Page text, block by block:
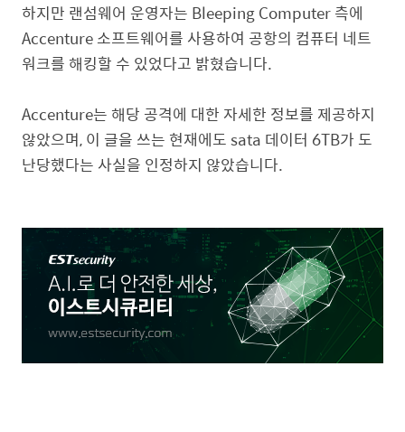
하지만 랜섬웨어 운영자는 Bleeping Computer측에
Accenture소프트웨어를 사용하여 공항의 컴퓨터 네트
워크를 해킹할 수 있었다고 밝혔습니다.
Accenture는 해당 공격에 대한 자세한 정보를 제공하지
않았으며,이 글을 쓰는 현재에도 sata 데이터 6TB가 도
난당했다는 사실을 인정하지 않았습니다.